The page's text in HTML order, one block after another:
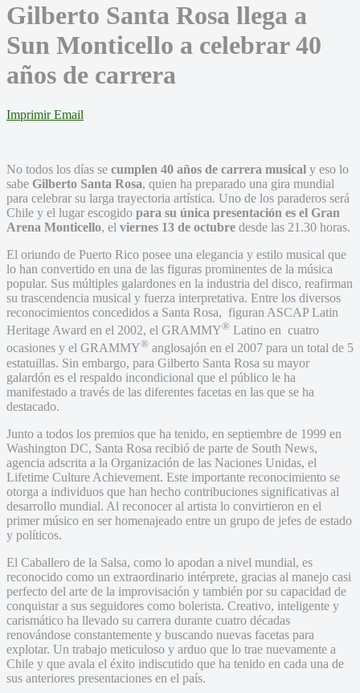
Gilberto Santa Rosa llega a
Sun Monticello a celebrar 40
años de carrera
Imprimir Email
No todos los días se cumplen 40 años de carrera musical y eso lo
sabe Gilberto Santa Rosa, quien ha preparado una gira mundial
para celebrar su larga trayectoria artística. Uno de los paraderos será
Chile y el lugar escogido para su única presentación es el Gran
Arena Monticello, el viernes 13 de octubre desde las 21.30 horas.
El oriundo de Puerto Rico posee una elegancia y estilo musical que
lo han convertido en una de las figuras prominentes de la música
popular. Sus múltiples galardones en la industria del disco, reafirman
su trascendencia musical y fuerza interpretativa. Entre los diversos
reconocimientos concedidos a Santa Rosa, figuran ASCAP Latin
Heritage Award en el 2002, el GRAMMY® Latino en cuatro
ocasiones y el GRAMMY® anglosajón en el 2007 para un total de 5
estatuillas. Sin embargo, para Gilberto Santa Rosa su mayor
galardón es el respaldo incondicional que el público le ha
manifestado a través de las diferentes facetas en las que se ha
destacado.
Junto a todos los premios que ha tenido, en septiembre de 1999 en
Washington DC, Santa Rosa recibió de parte de South News,
agencia adscrita a la Organización de las Naciones Unidas, el
Lifetime Culture Achievement. Este importante reconocimiento se
otorga a individuos que han hecho contribuciones significativas al
desarrollo mundial. Al reconocer al artista lo convirtieron en el
primer músico en ser homenajeado entre un grupo de jefes de estado
y políticos.
El Caballero de la Salsa, como lo apodan a nivel mundial, es
reconocido como un extraordinario intérprete, gracias al manejo casi
perfecto del arte de la improvisación y también por su capacidad de
conquistar a sus seguidores como bolerista. Creativo, inteligente y
carismático ha llevado su carrera durante cuatro décadas
renovándose constantemente y buscando nuevas facetas para
explotar. Un trabajo meticuloso y arduo que lo trae nuevamente a
Chile y que avala el éxito indiscutido que ha tenido en cada una de
sus anteriores presentaciones en el país.